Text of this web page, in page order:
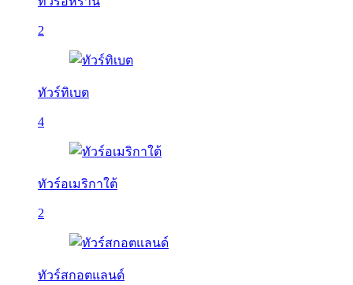
2
ทัวร์ทิเบต
4
ทัวร์อเมริกาใต้
2
ทัวร์สกอตแลนด์